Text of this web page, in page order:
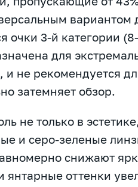
вариантом
очки 3-й категории
для
и не рекомендуется
затемняет обзор.
не только в
и серо-зеленые
снижают
янтарные оттенки